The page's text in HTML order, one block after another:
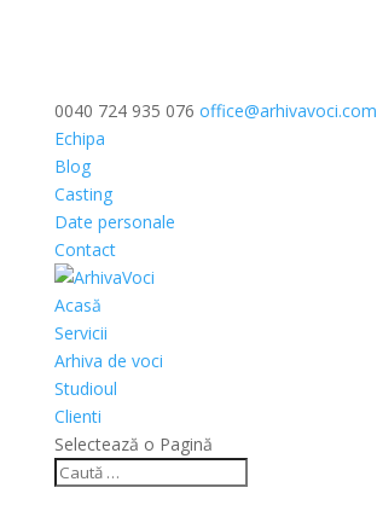
0040 724 935 076 office@arhivavoci.com
Echipa
Blog
Casting
Date personale
Contact
Acasă
Servicii
Arhiva de voci
Studioul
Clienti
Selectează o Pagină